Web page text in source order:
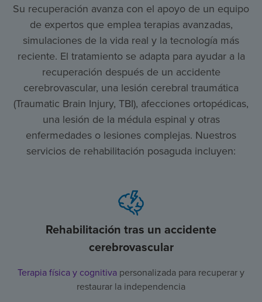
Su recuperación avanza con el apoyo de un equipo
de expertos que emplea terapias avanzadas,
simulaciones de la vida real y la tecnología más
reciente. El tratamiento se adapta para ayudar a la
recuperación después de un accidente
cerebrovascular, una lesión cerebral traumática
(Traumatic Brain Injury, TBI), afecciones ortopédicas,
una lesión de la médula espinal y otras
enfermedades o lesiones complejas. Nuestros
servicios de rehabilitación posaguda incluyen:
Rehabilitación tras un accidente
cerebrovascular
Terapia física y cognitiva personalizada para recuperar y
restaurar la independencia